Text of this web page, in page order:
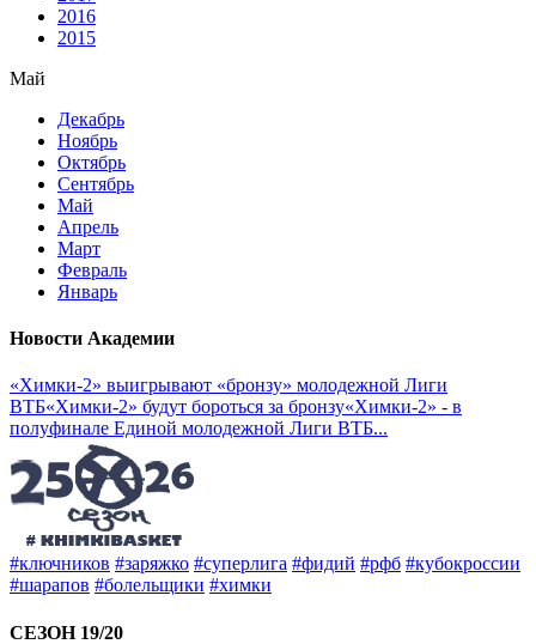
2016
2015
Май
Декабрь
Ноябрь
Октябрь
Сентябрь
Май
Апрель
Март
Февраль
Январь
Новости Академии
«Химки-2» выигрывают «бронзу» молодежной Лиги
ВТБ«Химки-2» будут бороться за бронзу«Химки-2» - в
полуфинале Единой молодежной Лиги ВТБ...
#ключников #заряжко #суперлига #фидий #рфб #кубокроссии
#шарапов #болельщики #химки
СЕЗОН 19/20